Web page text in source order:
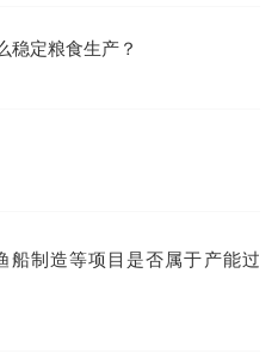
稳定粮食生产？
船制造等项目是否属于产能过